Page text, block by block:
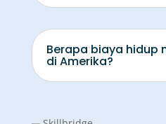
Berapa biaya hidup
di Amerika?